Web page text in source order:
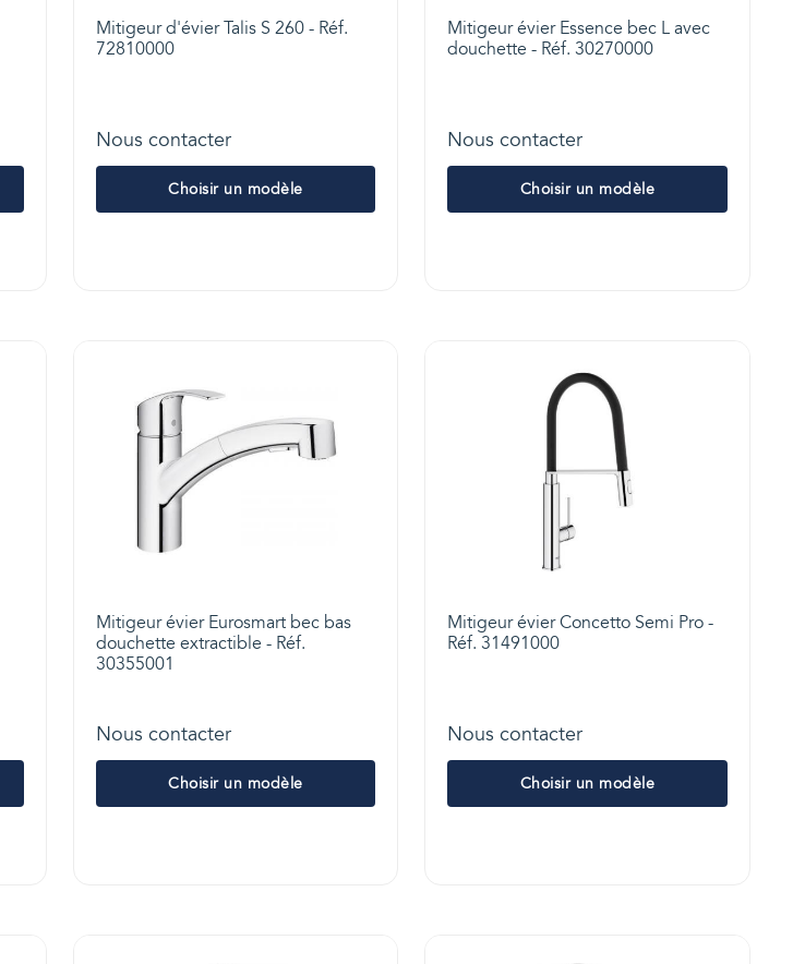
Mitigeur d'évier Talis S 260 - Réf.
72810000
Nous contacter
Choisir un modèle
Mitigeur évier Essence bec L avec
douchette - Réf. 30270000
Nous contacter
Choisir un modèle
Mitigeur évier Eurosmart bec bas
douchette extractible - Réf.
30355001
Nous contacter
Choisir un modèle
Mitigeur évier Concetto Semi Pro -
Réf. 31491000
Nous contacter
Choisir un modèle